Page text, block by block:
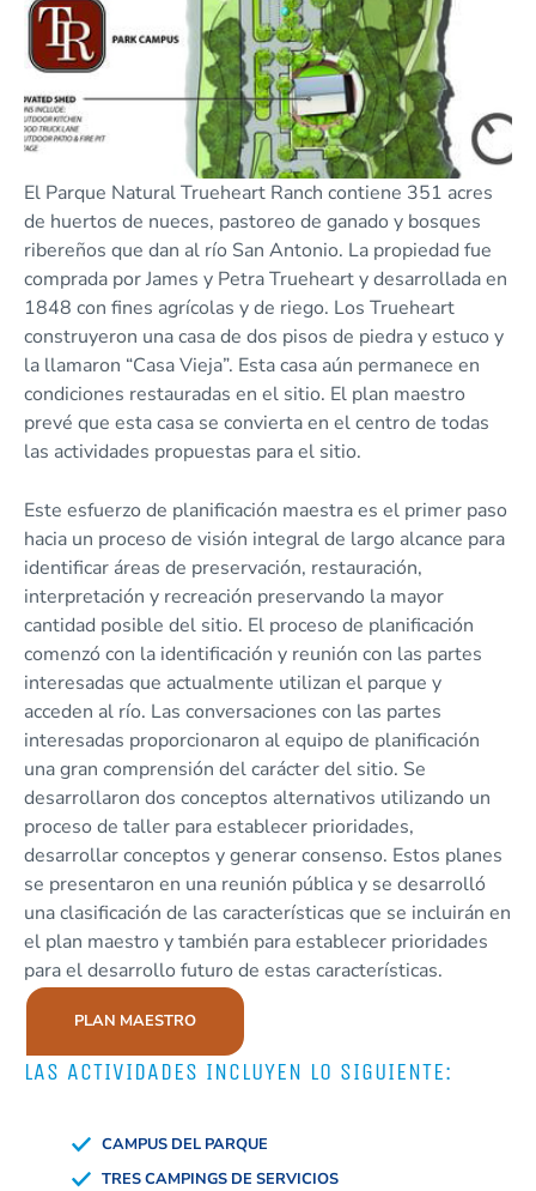
El Parque Natural Trueheart Ranch contiene 351 acres
de huertos de nueces, pastoreo de ganado y bosques
ribereños que dan al río San Antonio. La propiedad fue
comprada por James y Petra Trueheart y desarrollada en
1848 con fines agrícolas y de riego. Los Trueheart
construyeron una casa de dos pisos de piedra y estuco y
la llamaron “Casa Vieja”. Esta casa aún permanece en
condiciones restauradas en el sitio. El plan maestro
prevé que esta casa se convierta en el centro de todas
las actividades propuestas para el sitio.
Este esfuerzo de planificación maestra es el primer paso
hacia un proceso de visión integral de largo alcance para
identificar áreas de preservación, restauración,
interpretación y recreación preservando la mayor
cantidad posible del sitio. El proceso de planificación
comenzó con la identificación y reunión con las partes
interesadas que actualmente utilizan el parque y
acceden al río. Las conversaciones con las partes
interesadas proporcionaron al equipo de planificación
una gran comprensión del carácter del sitio. Se
desarrollaron dos conceptos alternativos utilizando un
proceso de taller para establecer prioridades,
desarrollar conceptos y generar consenso. Estos planes
se presentaron en una reunión pública y se desarrolló
una clasificación de las características que se incluirán en
el plan maestro y también para establecer prioridades
para el desarrollo futuro de estas características.
PLAN MAESTRO
LAS ACTIVIDADES INCLUYEN LO SIGUIENTE:
CAMPUS DEL PARQUE
TRES CAMPINGS DE SERVICIOS